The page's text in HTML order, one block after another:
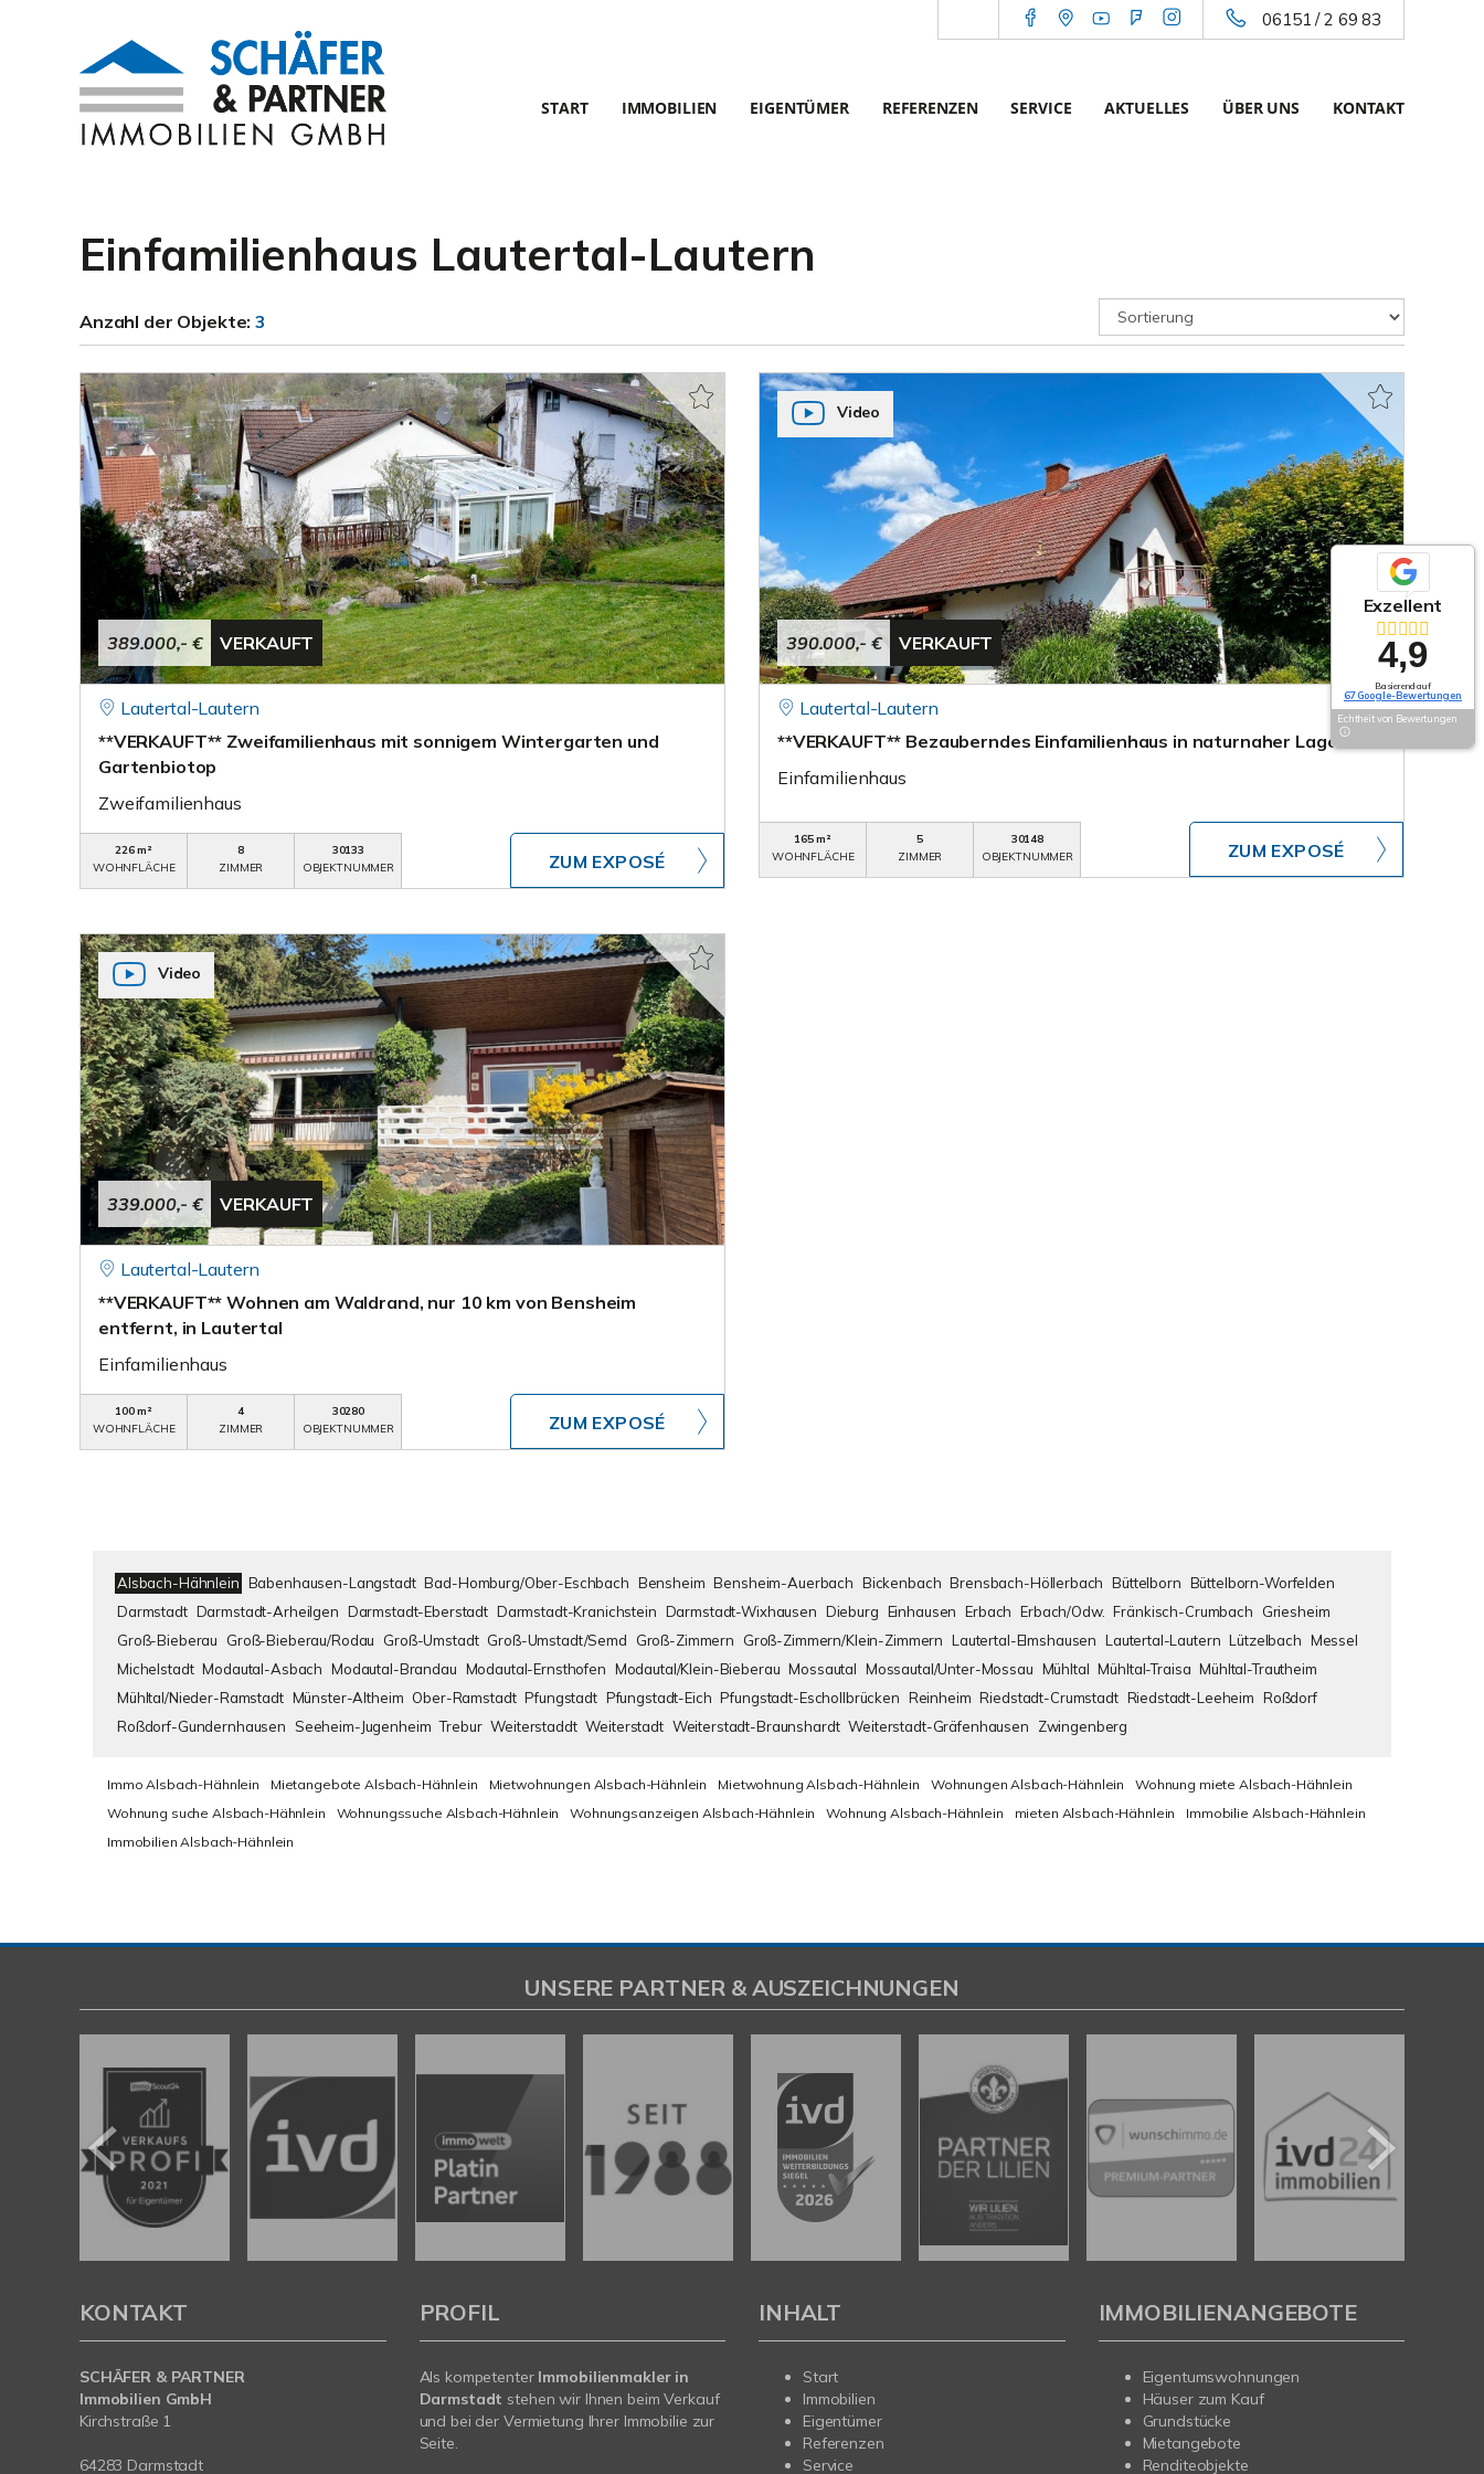
06151 / 2 69 83
START IMMOBILIEN EIGENTÜMER REFERENZEN SERVICE AKTUELLES ÜBER UNS KONTAKT
Einfamilienhaus Lautertal-Lautern
Anzahl der Objekte:3
389.000,- € VERKAUFT
Lautertal-Lautern
**VERKAUFT** Zweifamilienhaus mit sonnigem Wintergarten und
Gartenbiotop
Zweifamilienhaus
226 m²
WOHNFLÄCHE
8
ZIMMER
30133
OBJEKTNUMMER
ZUM EXPOSÉ
390.000,- € VERKAUFT
Video
Lautertal-Lautern
**VERKAUFT** Bezauberndes Einfamilienhaus in naturnaher Lage
Einfamilienhaus
165 m²
WOHNFLÄCHE
5
ZIMMER
30148
OBJEKTNUMMER
ZUM EXPOSÉ
339.000,- € VERKAUFT
Video
Lautertal-Lautern
**VERKAUFT** Wohnen am Waldrand, nur 10 km von Bensheim
entfernt, in Lautertal
Einfamilienhaus
100 m²
WOHNFLÄCHE
4
ZIMMER
30280
OBJEKTNUMMER
ZUM EXPOSÉ
Alsbach-Hähnlein Babenhausen-Langstadt Bad-Homburg/Ober-Eschbach Bensheim Bensheim-Auerbach Bickenbach Brensbach-Höllerbach Büttelborn Büttelborn-Worfelden
Darmstadt Darmstadt-Arheilgen Darmstadt-Eberstadt Darmstadt-Kranichstein Darmstadt-Wixhausen Dieburg Einhausen Erbach Erbach/Odw. Fränkisch-Crumbach
Griesheim
Groß-Bieberau
Groß-Bieberau/Rodau Groß-Umstadt Groß-Umstadt/Semd Groß-Zimmern Groß-Zimmern/Klein-Zimmern Lautertal-Elmshausen Lautertal-Lautern Lützelbach Messel
Michelstadt Modautal-Asbach Modautal-Brandau Modautal-Ernsthofen Modautal/Klein-Bieberau Mossautal Mossautal/Unter-Mossau Mühltal Mühltal-Traisa Mühltal-Trautheim
Mühltal/Nieder-Ramstadt Münster-Altheim Ober-Ramstadt Pfungstadt Pfungstadt-Eich Pfungstadt-Eschollbrücken Reinheim Riedstadt-Crumstadt Riedstadt-Leeheim Roßdorf
Roßdorf-Gundernhausen Seeheim-Jugenheim Trebur Weiterstaddt Weiterstadt Weiterstadt-Braunshardt Weiterstadt-Gräfenhausen Zwingenberg
Immo Alsbach-Hähnlein Mietangebote Alsbach-Hähnlein Mietwohnungen Alsbach-Hähnlein Mietwohnung Alsbach-Hähnlein Wohnungen Alsbach-Hähnlein
Wohnung miete Alsbach-Hähnlein
Wohnung suche Alsbach-Hähnlein
Wohnungssuche Alsbach-Hähnlein Wohnungsanzeigen Alsbach-Hähnlein Wohnung Alsbach-Hähnlein mieten Alsbach-Hähnlein
Immobilie Alsbach-Hähnlein
Immobilien Alsbach-Hähnlein
Exzellent
4,9
Basierend auf
67 Google-Bewertungen
Echtheit von Bewertungen
UNSERE PARTNER & AUSZEICHNUNGEN
KONTAKT
SCHÄFER & PARTNER
Immobilien GmbH
Kirchstraße 1
64283 Darmstadt
PROFIL
Als kompetenter Immobilienmakler in
Darmstadt stehen wir Ihnen beim Verkauf
und bei der Vermietung Ihrer Immobilie zur
Seite.
INHALT
Start
Immobilien
Eigentümer
Referenzen
Service
IMMOBILIENANGEBOTE
Eigentumswohnungen
Häuser zum Kauf
Grundstücke
Mietangebote
Renditeobjekte